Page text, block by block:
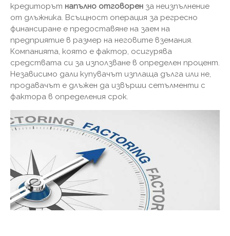
кредиторът напълно отговорен за неизпълнение
от длъжника. Всъщност операция за регресно
финансиране е предоставяне на заем на
предприятие в размер на неговите вземания.
Компанията, която е фактор, осигурява
средствата си за използване в определен процент.
Независимо дали купувачът изплаща дълга или не,
продавачът е длъжен да извърши сетълменти с
фактора в определения срок.